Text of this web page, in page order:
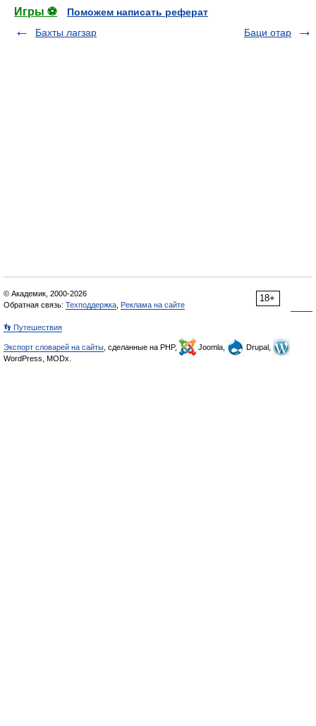
Игры ⚽
Поможем написать реферат
Бахты лагзар
Баци отар
18+
© Академик, 2000-2026
Обратная связь: Техподдержка Реклама на сайте
👣 Путешествия
Экспорт словарей на сайты , сделанные на PHP, Joomla,
Drupal,
WordPress, MODx.